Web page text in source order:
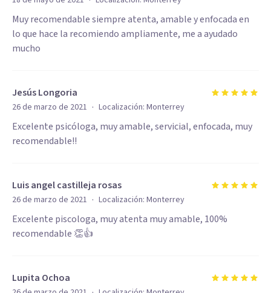
Muy recomendable siempre atenta, amable y enfocada en
lo que hace la recomiendo ampliamente, me a ayudado
mucho
Jesús Longoria
26 de marzo de 2021 · Localización: Monterrey
Excelente psicóloga, muy amable, servicial, enfocada, muy
recomendable!!
Luis angel castilleja rosas
26 de marzo de 2021 · Localización: Monterrey
Excelente piscologa, muy atenta muy amable, 100%
recomendable 👏👍
Lupita Ochoa